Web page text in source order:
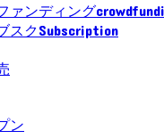
ァンディング
スクSubscription
ン